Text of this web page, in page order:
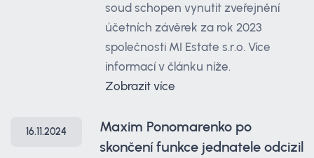
soud schopen vynutit zveřejnění
účetních závěrek za rok 2023
společnosti MI Estate s.r.o. Více
informací v článku níže.
Zobrazit více
16.11.2024
Maxim Ponomarenko po
skončení funkce jednatele odcizil